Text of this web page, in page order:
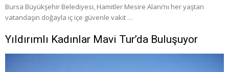
Bursa Büyükşehir Belediyesi, Hamitler Mesire Alanı’nı her yaştan
vatandaşın doğayla iç içe güvenle vakit …
Yıldırımlı Kadınlar Mavi Tur’da Buluşuyor